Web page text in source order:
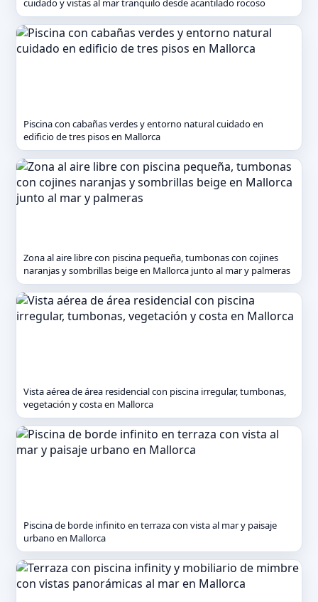
cuidado y vistas al mar tranquilo desde acantilado rocoso
Piscina con cabañas verdes y entorno natural cuidado en
edificio de tres pisos en Mallorca
Zona al aire libre con piscina pequeña, tumbonas con cojines
naranjas y sombrillas beige en Mallorca junto al mar y palmeras
Vista aérea de área residencial con piscina irregular, tumbonas,
vegetación y costa en Mallorca
Piscina de borde infinito en terraza con vista al mar y paisaje
urbano en Mallorca